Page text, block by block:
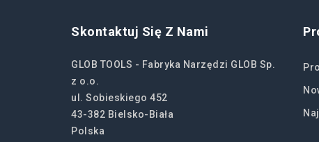
Skontaktuj Się Z Nami
GLOB TOOLS - Fabryka Narzędzi GLOB Sp.
z o.o.
ul. Sobieskiego 452
43-382 Bielsko-Biała
Polska